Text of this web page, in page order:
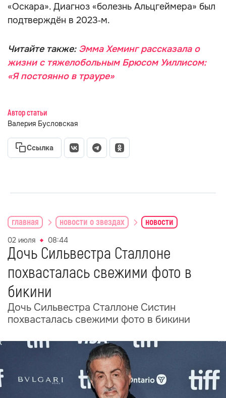
«Оскара». Диагноз «болезнь Альцгеймера» был
подтверждён в 2023‑м.
Читайте также: Эмма Хеминг рассказала о
жизни с тяжелобольным Брюсом Уиллисом:
«Я постоянно в трауре»
Автор статьи
Валерия Бусловская
Ссылка
главная новости о звездах новости
02 июля 08:44
Дочь Сильвестра Сталлоне
похвасталась свежими фото в
бикини
Дочь Сильвестра Сталлоне Систин
похвасталась свежими фото в бикини